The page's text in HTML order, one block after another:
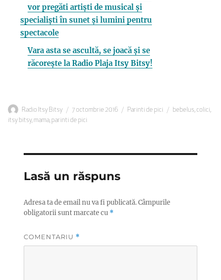
vor pregăti artiști de musical și
specialiști în sunet și lumini pentru
spectacole
Vara asta se ascultă, se joacă și se
răcorește la Radio Plaja Itsy Bitsy!
Autor
Radio Itsy Bitsy
Publicat
pe
7 octombrie 2016 Categorii
Parinti de pici Etichete
bebelus,colici,
itsy bitsy, mama, parinti de pici
Lasă un răspuns
Adresa ta de email nu va fi publicată.Câmpurile
obligatorii sunt marcate cu *
COMENTARIU *